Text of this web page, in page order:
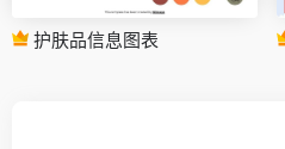
护肤品信息图表